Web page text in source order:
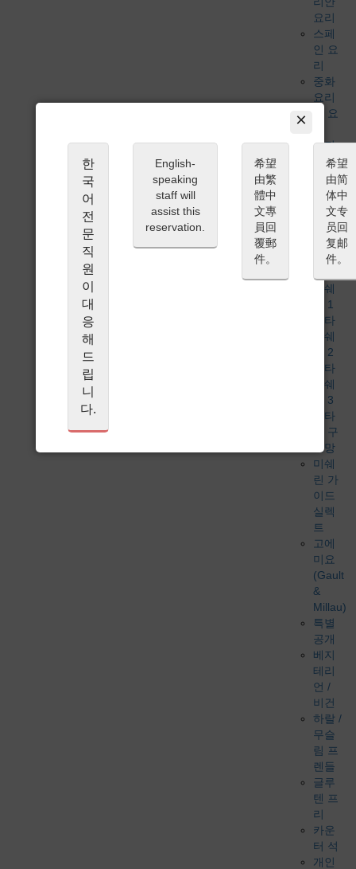
요리
스페
인 요
리
중화
요리
게 요
베지
테리
언 /
비건
식사 조건
미식
가이
드 게
미쉐
린 1
스타
미쉐
린 2
스타
미쉐
린 3
스타
빕 구
르망
미쉐
린 가
이드
실렉
트
고에
미요
(Gault
&
Millau)
특별
공개
베지
테리
언 /
비건
하랄 /
무슬
림 프
렌들
글루
텐 프
리
카운
터 석
개인
×
한
국
어
전
문
직
원
이
대
응
해
드
립
니
다.
English-
speaking
staff will
assist this
reservation.
希望
由繁
體中
文專
員回
覆郵
件。
希望
由简
体中
文专
员回
复邮
件。